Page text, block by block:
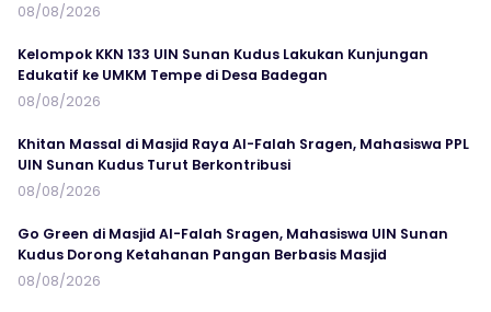
08/08/2026
Kelompok KKN 133 UIN Sunan Kudus Lakukan Kunjungan
Edukatif ke UMKM Tempe di Desa Badegan
08/08/2026
Khitan Massal di Masjid Raya Al-Falah Sragen, Mahasiswa PPL
UIN Sunan Kudus Turut Berkontribusi
08/08/2026
Go Green di Masjid Al-Falah Sragen, Mahasiswa UIN Sunan
Kudus Dorong Ketahanan Pangan Berbasis Masjid
08/08/2026